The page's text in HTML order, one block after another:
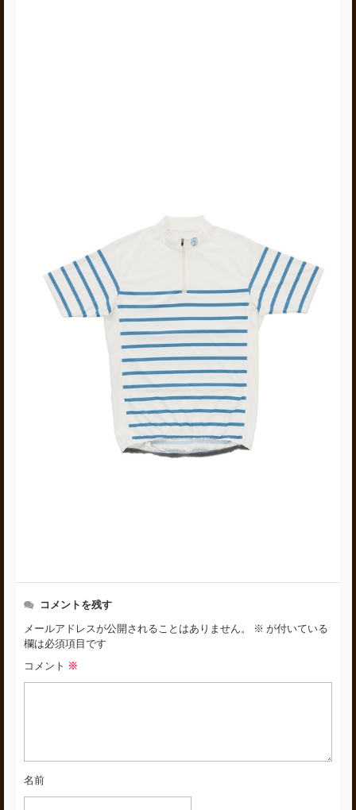
コメントを残す
メールアドレスが公開されることはありません。 ※ が付いている
欄は必須項目です
コメント ※
名前